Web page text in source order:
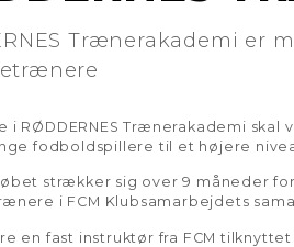
Trænerakademi er
i RØDDERNES Trænerakademi
fodboldspillere til et højere
strækker sig over 9 måneder
i FCM Klubsamarbejdets
en fast instruktør fra FCM tilknyttet